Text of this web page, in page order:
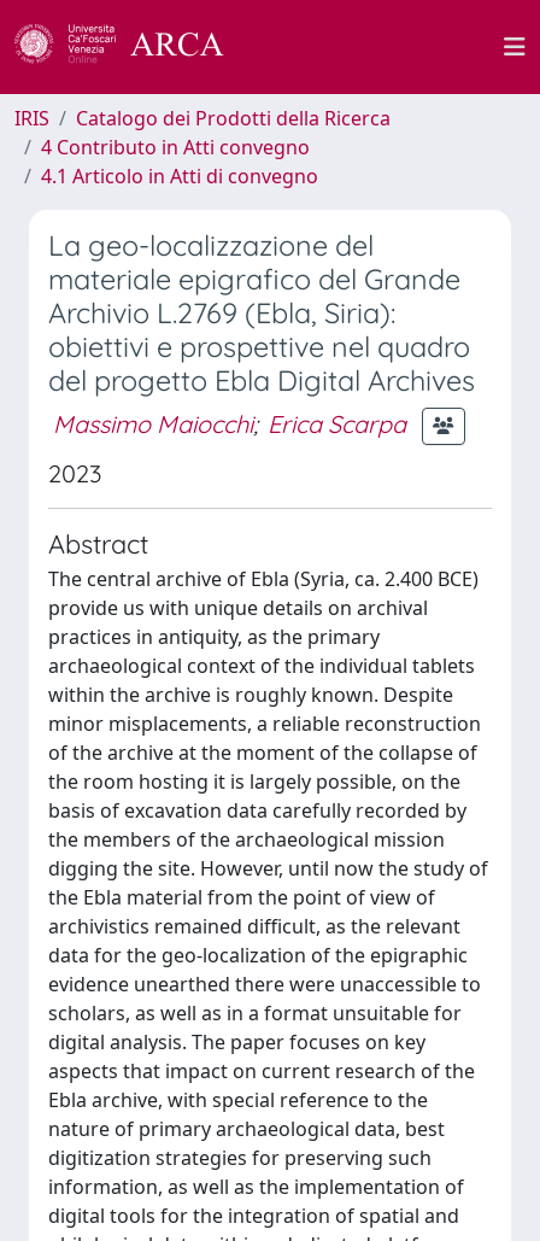
IRIS
Catalogo dei Prodotti della Ricerca
4 Contributo in Atti convegno
4.1 Articolo in Atti di convegno
La geo-localizzazione del
materiale epigrafico del Grande
Archivio L.2769 (Ebla, Siria):
obiettivi e prospettive nel quadro
del progetto Ebla Digital Archives
Massimo Maiocchi; Erica Scarpa
2023
Abstract
The central archive of Ebla (Syria, ca. 2.400 BCE)
provide us with unique details on archival
practices in antiquity, as the primary
archaeological context of the individual tablets
within the archive is roughly known. Despite
minor misplacements, a reliable reconstruction
of the archive at the moment of the collapse of
the room hosting it is largely possible, on the
basis of excavation data carefully recorded by
the members of the archaeological mission
digging the site. However, until now the study of
the Ebla material from the point of view of
archivistics remained difficult, as the relevant
data for the geo-localization of the epigraphic
evidence unearthed there were unaccessible to
scholars, as well as in a format unsuitable for
digital analysis. The paper focuses on key
aspects that impact on current research of the
Ebla archive, with special reference to the
nature of primary archaeological data, best
digitization strategies for preserving such
information, as well as the implementation of
digital tools for the integration of spatial and